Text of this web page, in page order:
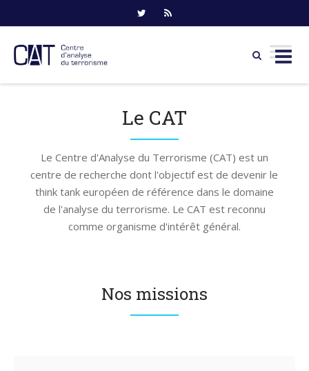
Le CAT
Le Centre d'Analyse du Terrorisme (CAT) est un
centre de recherche dont l'objectif est de devenir le
think tank européen de référence dans le domaine
de l'analyse du terrorisme. Le CAT est reconnu
comme organisme d'intérêt général.
Nos missions